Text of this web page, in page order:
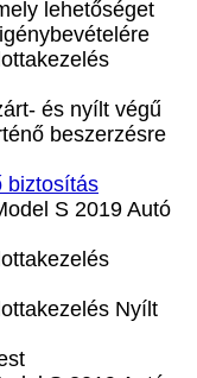
lehetőséget
és nyílt végű
beszerzésre
biztosítás
S 2019 Autó
Nyílt